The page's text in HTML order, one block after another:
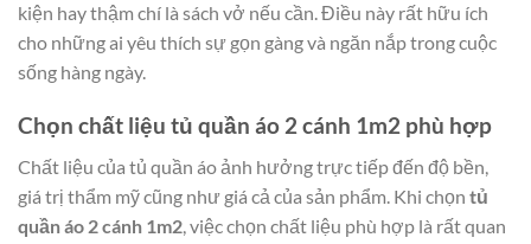
kiện hay thậm chí là sách vở nếu cần. Điều này rất hữu ích
cho những ai yêu thích sự gọn gàng và ngăn nắp trong cuộc
sống hàng ngày.
Chọn chất liệu tủ quần áo 2 cánh 1m2 phù hợp
Chất liệu của tủ quần áo ảnh hưởng trực tiếp đến độ bền,
giá trị thẩm mỹ cũng như giá cả của sản phẩm. Khi chọn tủ
quần áo 2 cánh 1m2 , việc chọn chất liệu phù hợp là rất quan